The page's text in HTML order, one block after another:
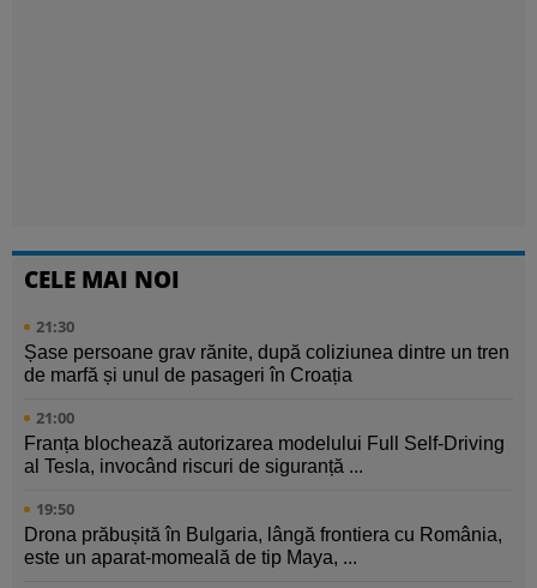
CELE MAI NOI
21:30
Șase persoane grav rănite, după coliziunea dintre un tren
de marfă și unul de pasageri în Croația
21:00
Franța blochează autorizarea modelului Full Self-Driving
al Tesla, invocând riscuri de siguranță ...
19:50
Drona prăbușită în Bulgaria, lângă frontiera cu România,
este un aparat-momeală de tip Maya, ...